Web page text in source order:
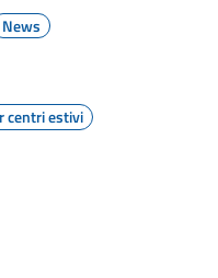
News
centri estivi